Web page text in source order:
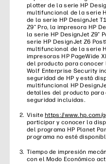
plotter de la serie HP
multifuncional de la serie
de la serie HP DesignJet
Z9⁺ Pro, la impresora HP
la serie HP DesignJet Z9⁺
serie HP DesignJet Z6
multifuncional de la serie
impresoras HP PageWide
del producto para
Wolf Enterprise Security
seguridad de HP y está
multifuncional HP
detalles del producto
seguridad incluidas.
Visite https://www.hp.com/
participar y conocer la
del programa HP Planet
programa no esté
Tiempo de impresión
con el Modo Económico